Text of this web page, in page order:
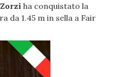
ha conquistato la
da 1.45 m in sella a Fair